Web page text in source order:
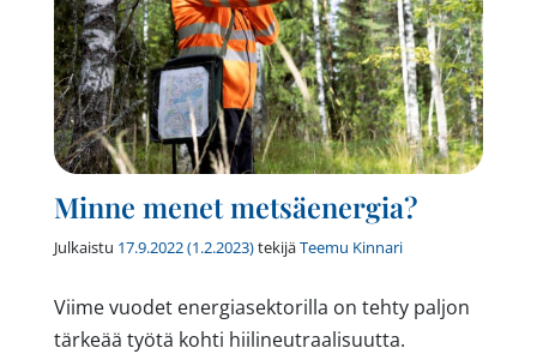
Minne menet metsäenergia?
Julkaistu 17.9.2022(1.2.2023)tekijäTeemu Kinnari
Viime vuodet energiasektorilla on tehty paljon
tärkeää työtä kohti hiilineutraalisuutta.